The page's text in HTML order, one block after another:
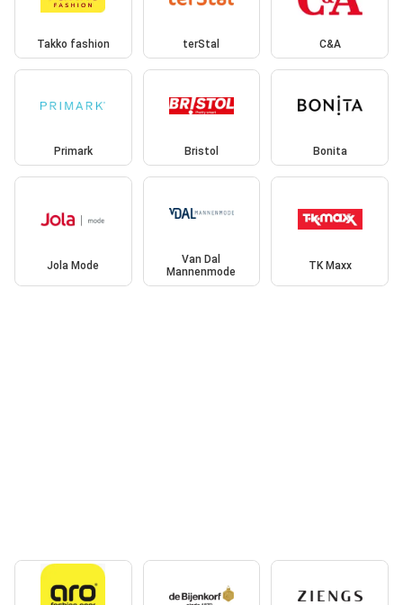
Takko fashion terStal C&A
Primark Bristol Bonita
Jola Mode
Van Dal
Mannenmode
TK Maxx